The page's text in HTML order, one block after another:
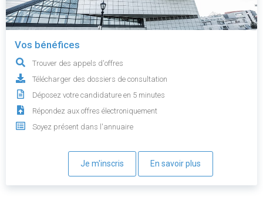
Vos bénéfices
Trouver des appels d'offres
Télécharger des dossiers de consultation
Déposez votre candidature en 5 minutes
Répondez aux offres électroniquement
Soyez présent dans l'annuaire
Je m'inscris En savoir plus